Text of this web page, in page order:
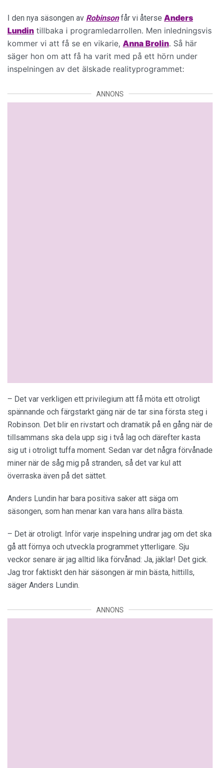
I den nya säsongen av Robinsonfår vi återse Anders
Lundin tillbaka i programledarrollen. Men inledningsvis
kommer vi att få se en vikarie, Anna Brolin. Så här
säger hon om att få ha varit med på ett hörn under
inspelningen av det älskade realityprogrammet:
ANNONS
– Det var verkligen ett privilegium att få möta ett otroligt
spännande och färgstarkt gäng när de tar sina första steg i
Robinson. Det blir en rivstart och dramatik på en gång när de
tillsammans ska dela upp sig i två lag och därefter kasta
sig ut i otroligt tuffa moment. Sedan var det några förvånade
miner när de såg mig på stranden, så det var kul att
överraska även på det sättet.
Anders Lundin har bara positiva saker att säga om
säsongen, som han menar kan vara hans allra bästa.
– Det är otroligt. Inför varje inspelning undrar jag om det ska
gå att förnya och utveckla programmet ytterligare. Sju
veckor senare är jag alltid lika förvånad: Ja, jäklar! Det gick.
Jag tror faktiskt den här säsongen är min bästa, hittills,
säger Anders Lundin.
ANNONS